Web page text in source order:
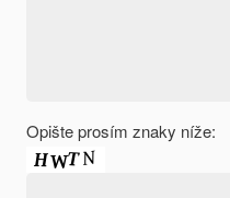
Opište prosím znaky níže: